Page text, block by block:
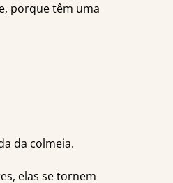
porque têm uma
da colmeia.
elas se tornem